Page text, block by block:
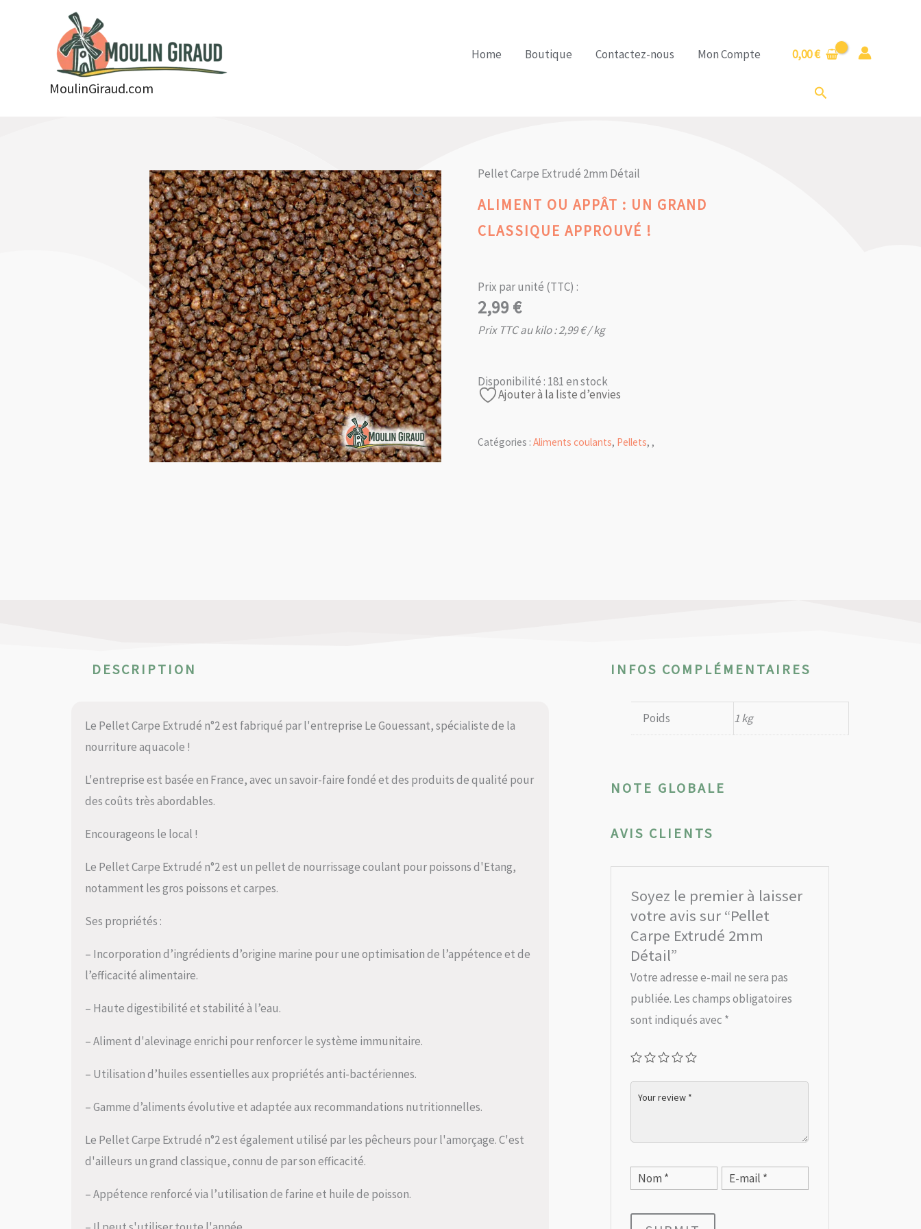
MoulinGiraud.com
Home Boutique Contactez-nous Mon Compte 0,00€
Rechercher
Pellet Carpe Extrudé 2mm Détail
ALIMENT OU APPÂT : UN GRAND
CLASSIQUE APPROUVÉ !
Prix par unité (TTC) :
2,99€
Prix TTC au kilo :2,99€/ kg
Disponibilité : 181 en stock
Ajouter à la liste d’envies
Catégories :Aliments coulants, Pellets, ,
DESCRIPTION
Le Pellet Carpe Extrudé n°2 est fabriqué par l'entreprise Le Gouessant, spécialiste de la
nourriture aquacole !
L'entreprise est basée en France, avec un savoir-faire fondé et des produits de qualité pour
des coûts très abordables.
Encourageons le local !
Le Pellet Carpe Extrudé n°2 est un pellet de nourrissage coulant pour poissons d'Etang,
notamment les gros poissons et carpes.
Ses propriétés :
– Incorporation d’ingrédients d’origine marine pour une optimisation de l’appétence et de
l’efficacité alimentaire.
– Haute digestibilité et stabilité à l’eau.
– Aliment d'alevinage enrichi pour renforcer le système immunitaire.
– Utilisation d’huiles essentielles aux propriétés anti-bactériennes.
– Gamme d’aliments évolutive et adaptée aux recommandations nutritionnelles.
Le Pellet Carpe Extrudé n°2 est également utilisé par les pêcheurs pour l'amorçage. C'est
d'ailleurs un grand classique, connu de par son efficacité.
– Appétence renforcé via l’utilisation de farine et huile de poisson.
INFOS COMPLÉMENTAIRES
Poids 1 kg
NOTE GLOBALE
AVIS CLIENTS
Soyez le premier à laisser
votre avis sur “Pellet
Carpe Extrudé 2mm
Détail”
Votre adresse e-mail ne sera pas
publiée. Les champs obligatoires
sont indiqués avec *